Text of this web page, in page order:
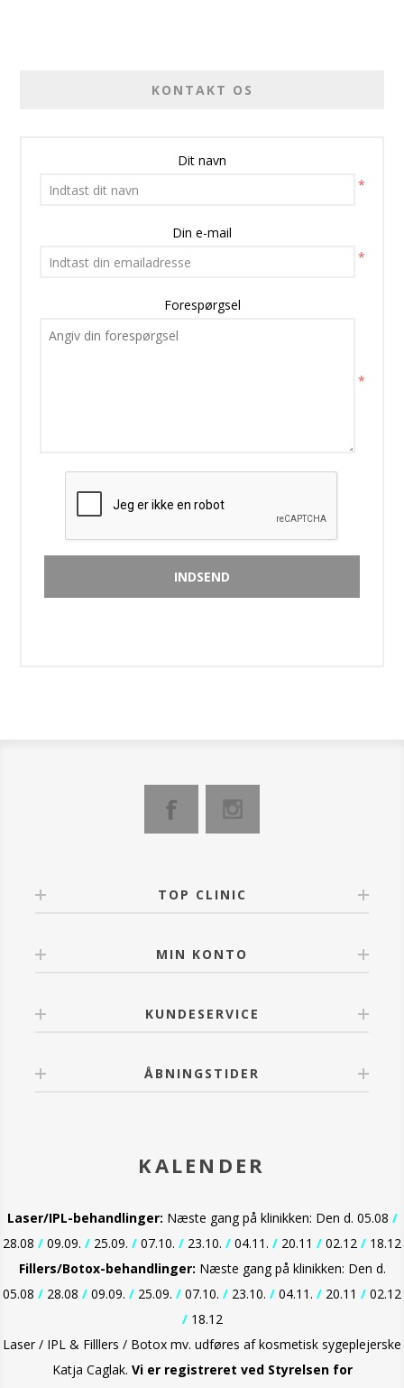
KONTAKT OS
Dit navn
*
Din e-mail
*
Forespørgsel
*
TOP CLINIC
MIN KONTO
KUNDESERVICE
ÅBNINGSTIDER
KALENDER
Laser/IPL-behandlinger: Næste gang på klinikken: Den d. 05.08 /
28.08 / 09.09. / 25.09. / 07.10. / 23.10. / 04.11. / 20.11 / 02.12 / 18.12
Fillers/Botox-behandlinger: Næste gang på klinikken: Den d.
05.08 / 28.08 / 09.09. / 25.09. / 07.10. / 23.10. / 04.11. / 20.11 / 02.12
/18.12
Laser / IPL & Filllers / Botox mv. udføres af kosmetisk sygeplejerske
Katja Caglak. Vi er registreret ved Styrelsen for